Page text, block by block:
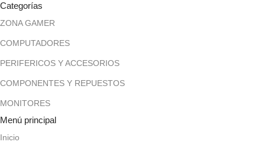
Categorías
ZONA GAMER
COMPUTADORES
PERIFERICOS Y ACCESORIOS
COMPONENTES Y REPUESTOS
MONITORES
Menú principal
Inicio